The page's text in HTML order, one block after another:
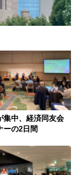
集中、経済同友会
ーの2日間